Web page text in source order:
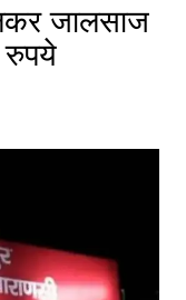
जालसाज
रुपये